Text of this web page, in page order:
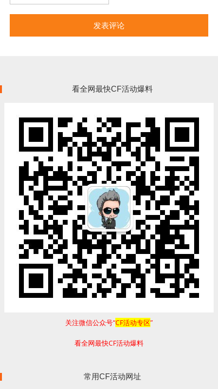
看全网最快CF活动爆料
关注微信公众号“CF活动专区”
看全网最快CF活动爆料
常用CF活动网址